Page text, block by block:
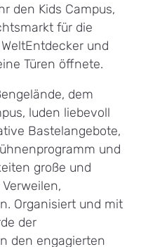
den Kids Campus,
für die
und
Türen öffnete.
dem
luden liebevoll
Bastelangebote,
und
große und
Organisiert und mit
der
den engagierten